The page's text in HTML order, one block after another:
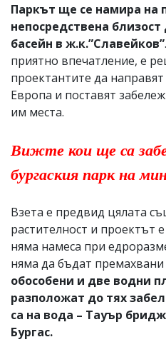
Паркът ще се намира на
непосредствена
басейн в ж.к.”Славейков”
приятно впечатление, е
проектантите да
Европа и поставят
им места.
Вижте кои ще са
бургаския парк на
Взета е предвид цялата
растителност и проектът
няма намеса при
няма да бъдат
обособени и две водни
разположат до тях
са на вода – Тауър
Бургас.